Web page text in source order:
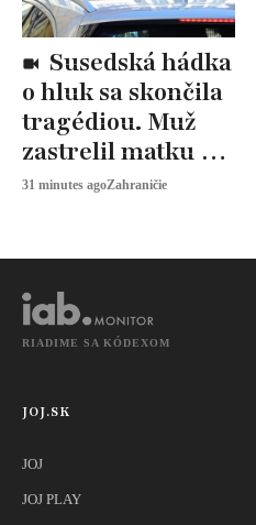
o hluk sa skončila
tragédiou. Muž
zastrelil matku aj
jej 17-ročnú dcéru
31 minutes agoZahraničie
RIADIME SA KÓDEXOM
JOJ.SK
JOJ
JOJ PLAY